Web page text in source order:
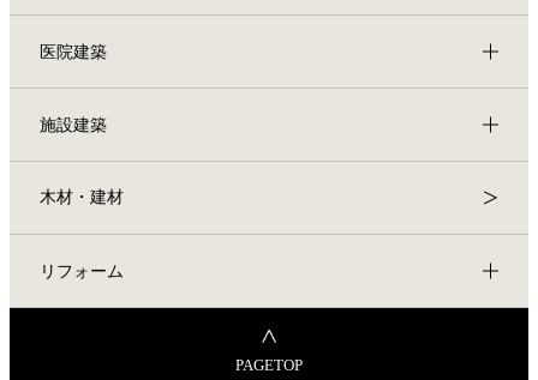
医院建築
施設建築
木材・建材
リフォーム
PAGETOP